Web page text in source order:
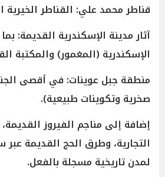
قناطر محمد علي: القناطر الخيرية
آثار مدينة الإسكندرية القديمة:
الإسكندرية (المغمور) والمكتبة
منطقة جبل عوينات: في أقصى
صخرية وتكوينات طبيعية).
إضافة إلى مناجم الفيروز
التجارية، وطرق الحج القديمة عبر
لمدن تاريخية مسجلة بالفعل.